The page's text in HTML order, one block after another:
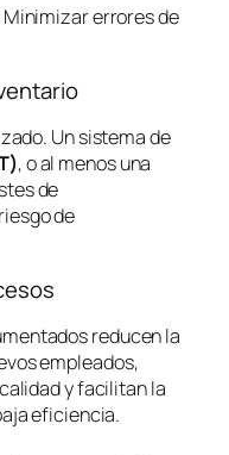
Minimizar errores de
Un sistema de
, o al menos una
de
de
reducen la
empleados,
y facilitan la
eficiencia.